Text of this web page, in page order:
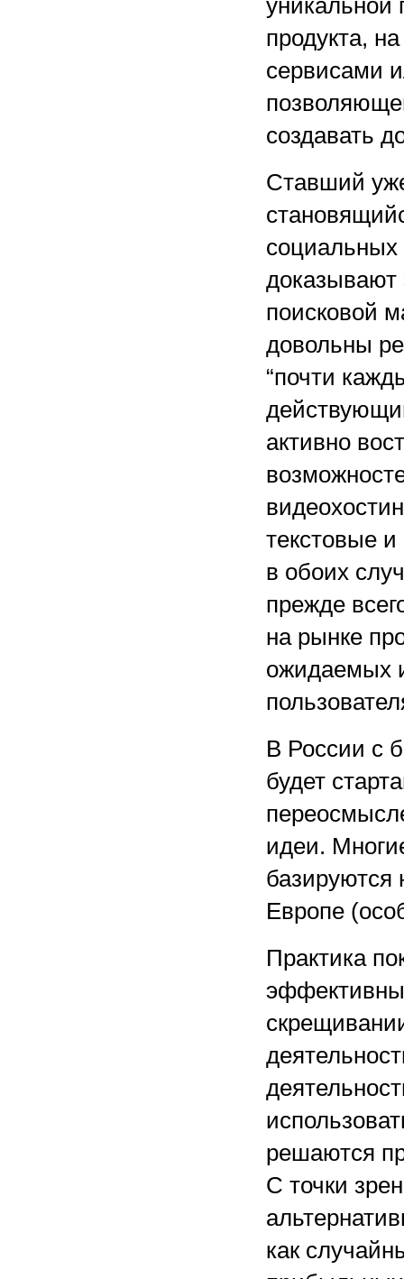
уникальной
продукта,
сервисами
создавать
Ставший
социальных
доказывают
поисковой
довольны
“почти
активно
текстовые
в обоих
прежде
на рынке
ожидаемых
В России с
будет
идеи.
базируются
Европе
Практика
решаются
С точки
как